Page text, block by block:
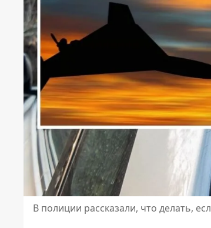
В полиции рассказали, что делать,